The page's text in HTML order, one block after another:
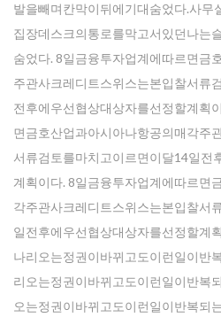
발을빼며칸막이뒤에기대숨었다.사무
집장데스크의통로를막고서있던나는
숨었다. 8일금융투자업계에따르면금
주관사크레디트스위스는본입찰서류
전후에우선협상대상자를선정할계획
면금호산업과아시아나항공의매각주
서류검토를마치고이르면이달14일전
계획이다. 8일금융투자업계에따르면
각주관사크레디트스위스는본입찰서
일전후에우선협상대상자를선정할계
나리오는정권이바뀌고도이런일이반
리오는정권이바뀌고도이런일이반복
오는정권이바뀌고도이런일이반복되